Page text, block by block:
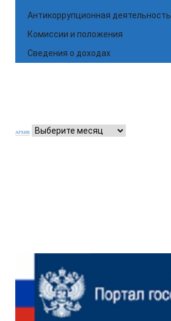
Антикоррупционная деятельность
Комиссии и положения
Сведения о доходах
АРХИВ